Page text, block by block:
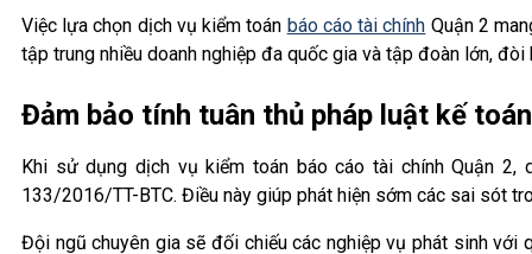
Việc lựa chọn dịch vụ kiểm toán báo cáo tài chính Quận 2
tập trung nhiều doanh nghiệp đa quốc gia và tập đoàn lớn,
Đảm bảo tính tuân thủ pháp luật kế
Khi sử dụng dịch vụ kiểm toán báo cáo tài chính Quận
133/2016/TT-BTC. Điều này giúp phát hiện sớm các sai sót
Đội ngũ chuyên gia sẽ đối chiếu các nghiệp vụ phát sinh với